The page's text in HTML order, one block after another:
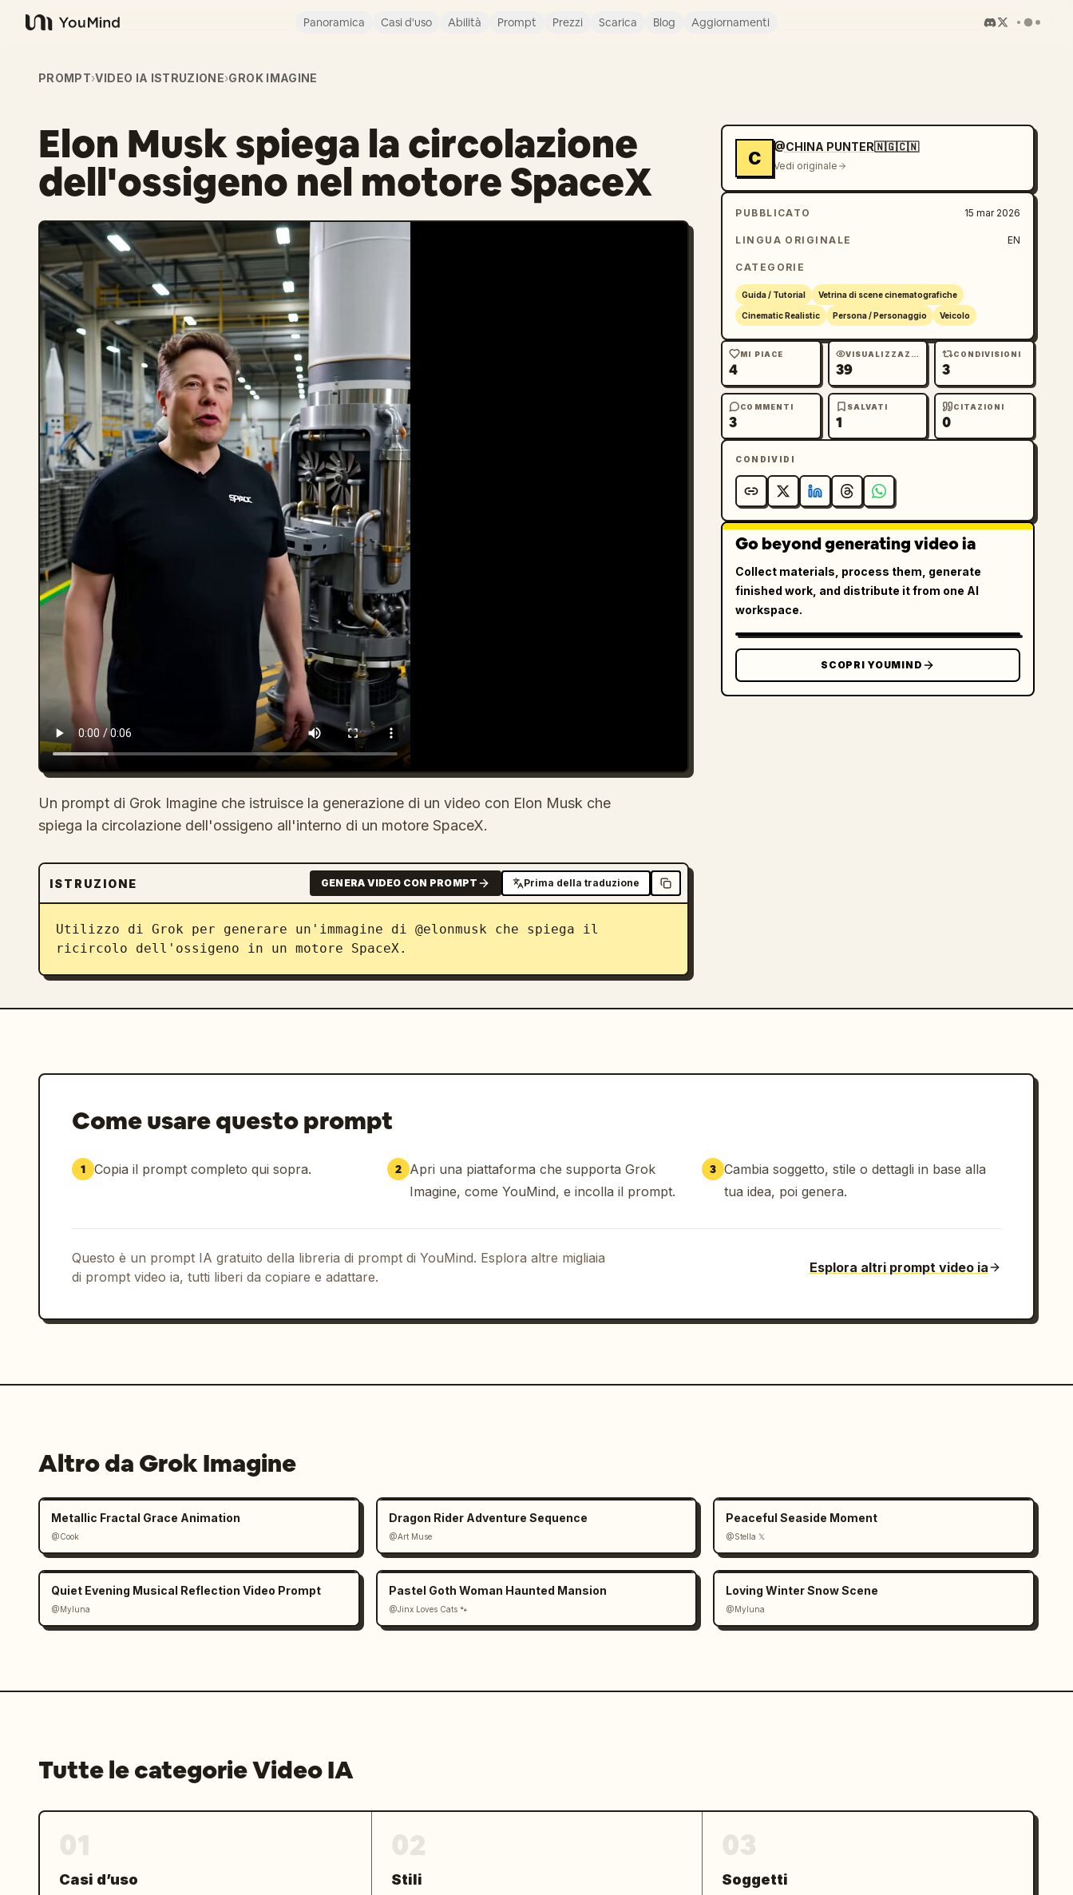
YouMind
Panoramica Casi d'uso Abilità Prompt Prezzi Scarica Blog Aggiornamenti
PROMPT›VIDEO IA ISTRUZIONE›GROK IMAGINE
Elon Musk spiega la circolazione
dell'ossigeno nel motore SpaceX
Un prompt di Grok Imagine che istruisce la generazione di un video con Elon Musk che
spiega la circolazione dell'ossigeno all'interno di un motore SpaceX.
ISTRUZIONE GENERA VIDEO CON PROMPT Prima della traduzione
Utilizzo di Grok per generare un'immagine di @elonmusk che spiega il
ricircolo dell'ossigeno in un motore SpaceX.
C
@CHINA PUNTER🇳🇬🇨🇳
Vedi originale
PUBBLICATO 15 mar 2026
LINGUA ORIGINALE EN
CATEGORIE
Guida / Tutorial Vetrina di scene cinematografiche
Cinematic Realistic Persona / Personaggio Veicolo
MI PIACE
4
VISUALIZZAZIONI
39
CONDIVISIONI
3
COMMENTI
3
SALVATI
1
CITAZIONI
0
CONDIVIDI
Go beyond generating video ia
Collect materials, process them, generate
finished work, and distribute it from one AI
workspace.
SCOPRI YOUMIND
Come usare questo prompt
1 Copia il prompt completo qui sopra. 2 Apri una piattaforma che supporta Grok
Imagine, come YouMind, e incolla il prompt.
3 Cambia soggetto, stile o dettagli in base alla
tua idea, poi genera.
Questo è un prompt IA gratuito della libreria di prompt di YouMind. Esplora altre migliaia
di prompt video ia, tutti liberi da copiare e adattare.
Esplora altri prompt video ia
Altro da Grok Imagine
Metallic Fractal Grace Animation
@Cook
Dragon Rider Adventure Sequence
@Art Muse
Peaceful Seaside Moment
@Stella 𝕏
Quiet Evening Musical Reflection Video Prompt
@Myluna
Pastel Goth Woman Haunted Mansion
@Jinx Loves Cats 🐾
Loving Winter Snow Scene
@Myluna
Tutte le categorie Video IA
Casi d’uso Stili Soggetti